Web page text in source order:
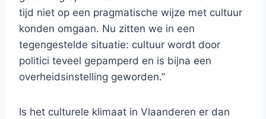
tijd niet op een pragmatische wijze met cultuur
konden omgaan. Nu zitten we in een
tegengestelde situatie: cultuur wordt door
politici teveel gepamperd en is bijna een
overheidsinstelling geworden.”
Is het culturele klimaat in Vlaanderen er dan